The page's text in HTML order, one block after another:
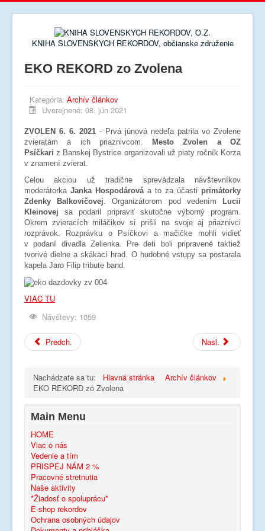
KNIHA SLOVENSKYCH REKORDOV, občianske združenie
EKO REKORD zo Zvolena
Kategória: Archív článkov
Uverejnené: 08. jún 2021
ZVOLEN 6. 6. 2021 - Prvá júnová nedeľa patrila vo Zvolene
zvieratám a ich priaznivcom.
Mesto Zvolen a OZ
Psíčkari z Banskej Bystrice organizovali už piaty ročník Korza
v znamení zvierat.
Celou akciou už tradične sprevádzala návštevníkov
moderátorka Janka Hospodárová a to za účasti primátorky
Zdenky Balkovičovej . Organizátorom pod vedením Lucii
Kleinovej sa podaril pripraviť skutočne výborný program.
Okrem zvieracích miláčikov si prišli na svoje aj priaznivci
rozprávok. Rozprávku o Psíčkovi a mačičke mohli vidieť
v podaní divadla Zelienka. Pre deti boli pripravené taktiež
tvorivé dielne a skákací hrad. O hudobné vstupy sa postarala
kapela Jaro Filip tribute band.
VIAC TU
Návštevy: 1059
Predch. Nasl.
Nachádzate sa tu: Hlavná stránka
Archív článkov
EKO REKORD zo Zvolena
Main Menu
HOME
Viac o nás
Vedenie a tím
PRISPEJ NÁM 2 %
Pracovné stretnutia
Naše aktivity
*Žiadosť o spoluprácu*
E-shop rekordov
Ochrana osobných údajov